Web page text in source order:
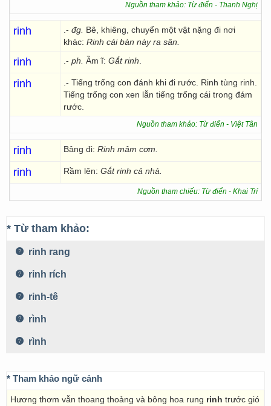
Nguồn tham khảo: Từ điển - Thanh Nghị
rinh .- đg. Bê, khiêng, chuyển một vật nặng đi nơi
khác: Rinh cái bàn này ra sân.
rinh .- ph. Ầm ĩ: Gắt rinh
rinh
.- Tiếng trống con đánh khi đi rước. Rinh tùng rinh.
Tiếng trống con xen lẫn tiếng trống cái trong đám
rước.
Nguồn tham khảo: Từ điển - Việt Tân
rinh Bâng đi: Rinh mâm cơm.
rinh Rầm lên: Gắt rinh cả nhà.
Nguồn tham chiếu: Từ điển - Khai Trí
* Từ tham khảo:
rinh rang
rinh rích
rinh-tê
rình
rình
* Tham khảo ngữ cảnh
Hương thơm vẫn thoang thoảng và bông hoa rung rinh trước gió